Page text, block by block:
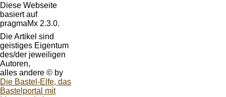
Diese Webseite
basiert auf
pragmaMx 2.3.0.
Die Artikel sind
geistiges Eigentum
des/der jeweiligen
Autoren,
alles andere © by
Die Bastel-Elfe, das
Bastelportal mit